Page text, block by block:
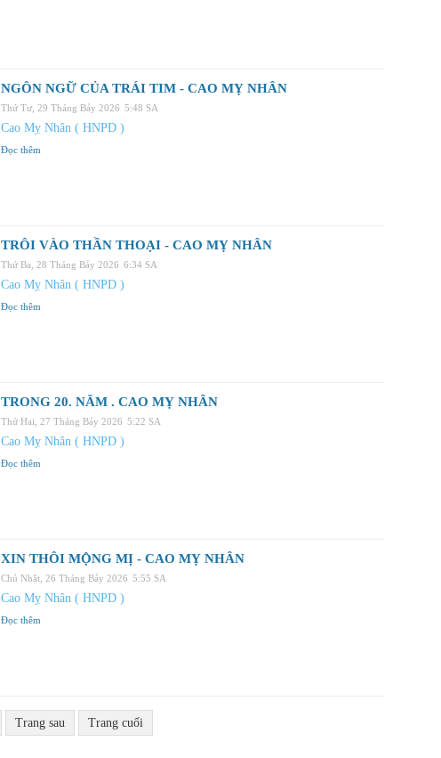
NGÔN NGỮ CỦA TRÁI TIM - CAO MỴ NHÂN
Thứ Tư, 29 Tháng Bảy 2026 5:48 SA
Cao Mỵ Nhân ( HNPD )
Đọc thêm
TRÔI VÀO THẦN THOẠI - CAO MỴ NHÂN
Thứ Ba, 28 Tháng Bảy 2026 6:34 SA
Cao Mỵ Nhân ( HNPD )
Đọc thêm
TRONG 20. NĂM . CAO MỴ NHÂN
Thứ Hai, 27 Tháng Bảy 2026 5:22 SA
Cao Mỵ Nhân ( HNPD )
Đọc thêm
XIN THÔI MỘNG MỊ - CAO MỴ NHÂN
Chủ Nhật, 26 Tháng Bảy 2026 5:55 SA
Cao Mỵ Nhân ( HNPD )
Đọc thêm
Trang sau Trang cuối